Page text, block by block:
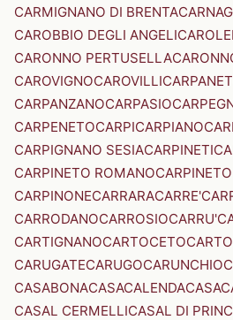
CARMIGNANO DI BRENTA
CAROBBIO DEGLI ANGELICAROLEI
CARONNO PERTUSELLA
CAROVIGNOCAROVILLI
CARPANZANOCARPASIO
CARPENETOCARPICARPIANO
CARPIGNANO SESIACARPINETI
CARPINETO ROMANO
CARPINONECARRARACARRE'
CARRODANOCARROSIOCARRU'
CARTIGNANOCARTOCETO
CARUGATECARUGOCARUNCHIO
CASABONACASACALENDA
CASAL CERMELLICASAL DI